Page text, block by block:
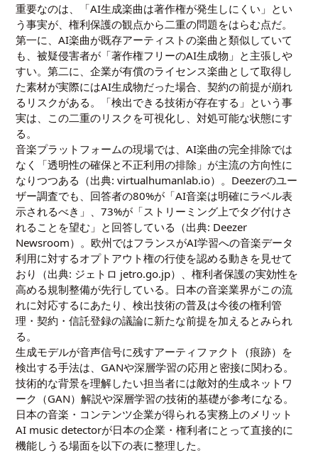
重要なのは、「AI生成楽曲は著作権が発生しにくい」とい
う事実が、権利保護の観点から二重の問題をはらむ点だ。
第一に、AI楽曲が既存アーティストの楽曲と類似していて
も、被疑侵害者が「著作権フリーのAI生成物」と主張しや
すい。第二に、企業が有償のライセンス楽曲として取得し
た素材が実際にはAI生成物だった場合、契約の前提が崩れ
るリスクがある。「検出できる技術が存在する」という事
実は、この二重のリスクを可視化し、対処可能な状態にす
る。
音楽プラットフォームの現場では、AI楽曲の完全排除では
なく「透明性の確保と不正利用の排除」が主流の方向性に
なりつつある（出典:virtualhumanlab.io）。Deezerのユー
ザー調査でも、回答者の80%が「AI音楽は明確にラベル表
示されるべき」、73%が「ストリーミング上でタグ付けさ
れることを望む」と回答している（出典: Deezer
Newsroom）。欧州ではフランスがAI学習への音楽データ
利用に対するオプトアウト権の行使を認める動きを見せて
おり（出典: ジェトロ jetro.go.jp）、権利者保護の実効性を
高める規制整備が先行している。日本の音楽業界がこの流
れに対応するにあたり、検出技術の普及は今後の権利管
理・契約・信託登録の議論に新たな前提を加えるとみられ
る。
生成モデルが音声信号に残すアーティファクト（痕跡）を
検出する手法は、GANや深層学習の応用と密接に関わる。
技術的な背景を理解したい担当者には敵対的生成ネットワ
ーク（GAN）解説や深層学習の技術的基礎が参考になる。
日本の音楽・コンテンツ企業が得られる実務上のメリット
AI music detectorが日本の企業・権利者にとって直接的に
機能しうる場面を以下の表に整理した。